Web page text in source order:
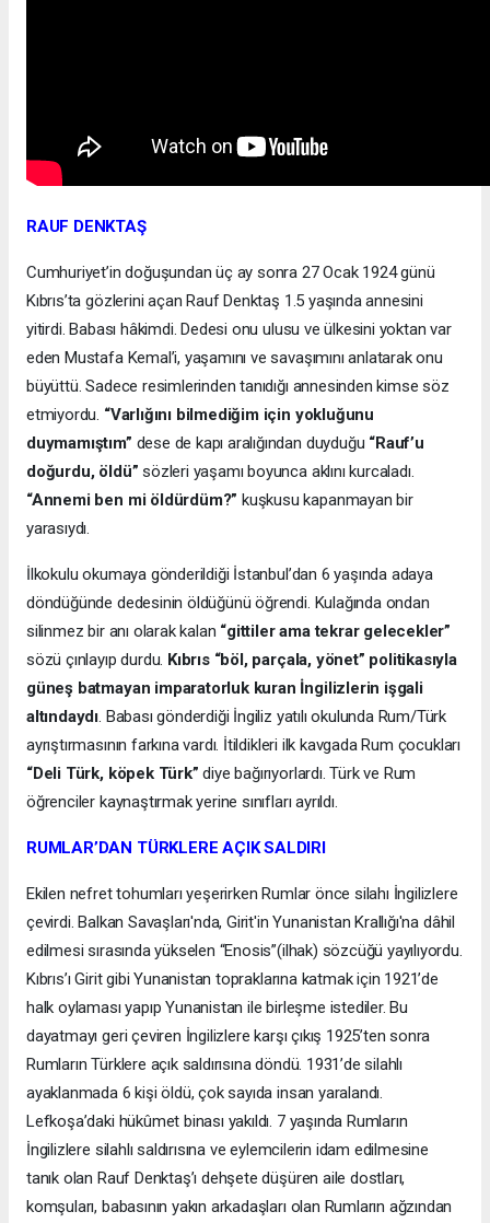
RAUF DENKTAŞ
Cumhuriyet’in doğuşundan üç ay sonra 27 Ocak 1924 günü
Kıbrıs’ta gözlerini açan Rauf Denktaş 1.5 yaşında annesini
yitirdi. Babası hâkimdi. Dedesi onu ulusu ve ülkesini yoktan var
eden Mustafa Kemal’i, yaşamını ve savaşımını anlatarak onu
büyüttü. Sadece resimlerinden tanıdığı annesinden kimse söz
etmiyordu. “Varlığını bilmediğim için yokluğunu
duymamıştım” dese de kapı aralığından duyduğu “Rauf’u
doğurdu, öldü” sözleri yaşamı boyunca aklını kurcaladı.
“Annemi ben mi öldürdüm?”kuşkusu kapanmayan bir
yarasıydı.
İlkokulu okumaya gönderildiği İstanbul’dan 6 yaşında adaya
döndüğünde dedesinin öldüğünü öğrendi. Kulağında ondan
silinmez bir anı olarak kalan “gittiler ama tekrar gelecekler”
sözü çınlayıp durdu. Kıbrıs “böl, parçala, yönet” politikasıyla
güneş batmayan imparatorluk kuran İngilizlerin işgali
altındaydı. Babası gönderdiği İngiliz yatılı okulunda Rum/Türk
ayrıştırmasının farkına vardı. İtildikleri ilk kavgada Rum çocukları
“Deli Türk, köpek Türk” diye bağırıyorlardı. Türk ve Rum
öğrenciler kaynaştırmak yerine sınıfları ayrıldı.
RUMLAR’DAN TÜRKLERE AÇIK SALDIRI
Ekilen nefret tohumları yeşerirken Rumlar önce silahı İngilizlere
çevirdi. Balkan Savaşları'nda, Girit'in Yunanistan Krallığı'na dâhil
edilmesi sırasında yükselen “Enosis”(ilhak) sözcüğü yayılıyordu.
Kıbrıs’ı Girit gibi Yunanistan topraklarına katmak için 1921’de
halk oylaması yapıp Yunanistan ile birleşme istediler. Bu
dayatmayı geri çeviren İngilizlere karşı çıkış 1925’ten sonra
Rumların Türklere açık saldırısına döndü. 1931’de silahlı
ayaklanmada 6 kişi öldü, çok sayıda insan yaralandı.
Lefkoşa’daki hükûmet binası yakıldı. 7 yaşında Rumların
İngilizlere silahlı saldırısına ve eylemcilerin idam edilmesine
tanık olan Rauf Denktaş’ı dehşete düşüren aile dostları,
komşuları, babasının yakın arkadaşları olan Rumların ağzından